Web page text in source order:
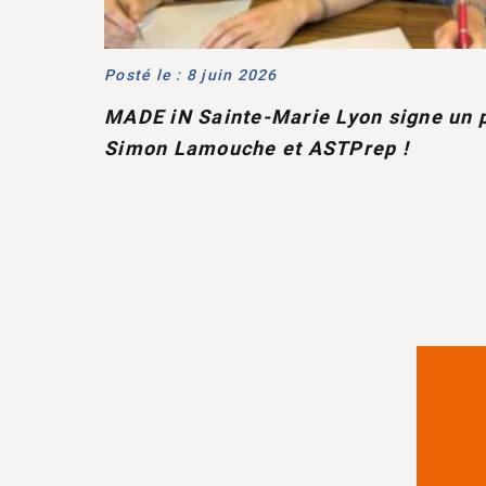
Posté le : 8 juin 2026
MADE iN Sainte-Marie Lyon signe un
Simon Lamouche et ASTPrep !